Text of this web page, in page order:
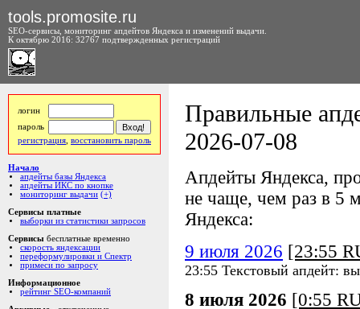
tools.promosite.ru
SEO-сервисы, мониторинг апдейтов Яндекса и изменений выдачи.
К октябрю 2016: 32767 подтвержденных регистраций
логин
пароль
регистрация восстановить пароль
Начало
апдейты базы Яндекса
апдейты ИКС по кнопке
мониторинг выдачи (+)
Сервисы платные
выборки из статистики запросов
Сервисы бесплатные временно
скорость яндексации
переформулировки и Спектр
примеси по запросу
Информационное
рейтинг SEO-компаний
Правильные
2026-07-08
Апдейты Яндекса,
не чаще, чем раз в 5
Яндекса:
9 июля 2026 [23:55
23:55 Текстовый апдейт:
8 июля 2026 [0:55